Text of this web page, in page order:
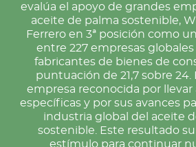
evalúa el apoyo de grandes
aceite de palma sostenible,
Ferrero en 3ª posición como
entre 227 empresas globales
fabricantes de bienes de
puntuación de 21,7 sobre 24.
empresa reconocida por llevar
específicas y por sus avances
industria global del aceite
sostenible. Este resultado
estímulo para continuar